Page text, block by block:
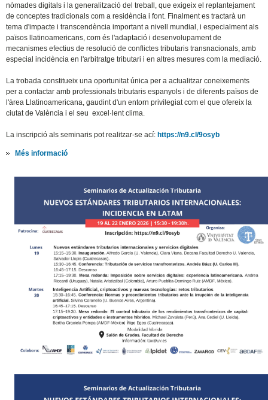
nòmades digitals i la generalització del treball, que exigeix el replantejament
de conceptes tradicionals com a residència i font. Finalment es tractarà un
tema d'impacte i transcendència important a nivell mundial, i especialment als
països llatinoamericans, com és l'adaptació i desenvolupament de
mecanismes efectius de resolució de conflictes tributaris transnacionals, amb
especial incidència en l'arbitratge tributari i en altres mesures com la mediació.
La trobada constitueix una oportunitat única per a actualitzar coneixements
per a contactar amb professionals tributaris espanyols i de diferents països de
l'àrea Llatinoamericana, gaudint d'un entorn privilegiat com el que ofereix la
ciutat de València i el seu excel·lent clima.
La inscripció als seminaris pot realitzar-se ací:https://n9.cl/9osyb
Més informació